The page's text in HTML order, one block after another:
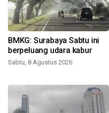
BMKG: Surabaya Sabtu ini
berpeluang udara kabur
Sabtu, 8 Agustus 2026